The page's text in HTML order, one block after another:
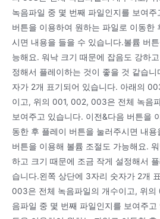
녹음파일 중 몇 번째 파일인지를 보여
버튼을 이용하여 원하는 파일로 이동한
시면 내용을 들을 수 있습니다.볼륨 버
능해요. 워낙 크기 때문에 잡음도 강하
정해서 플레이하는 것이 좋을 것 같습
자가 2개 표기되어 있습니다. 아래의
이고, 위의 001, 002, 003은 전체 녹음
보여주고 있습니다. 이전&다음 버튼을
동한 후 플레이 버튼을 눌러주시면 내
버튼을 이용해 볼륨 조절도 가능해요.
하고 크기 때문에 조금 작게 설정해서
습니다.왼쪽 상단에 3자리 숫자가 2개
003은 전체 녹음파일의 개수이고, 위
음파일 중 몇 번째 파일인지를 보여주고